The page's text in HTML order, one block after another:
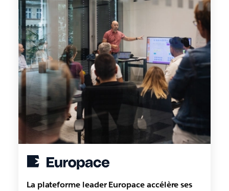
La plateforme leader Europace accélère ses